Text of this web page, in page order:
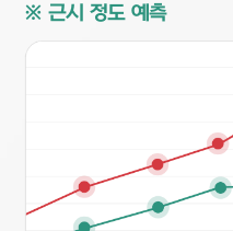
※ 근시 정도 예측